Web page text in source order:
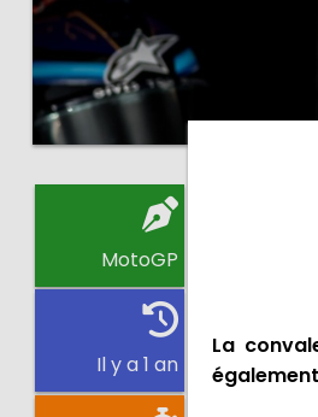
MotoGP
Il y a 1 an
La